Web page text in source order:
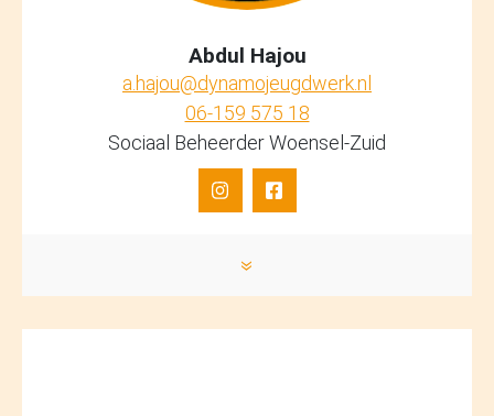
Abdul Hajou
a.hajou@dynamojeugdwerk.nl
06-159 575 18
Sociaal Beheerder Woensel-Zuid
»